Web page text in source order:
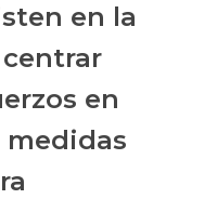
en la
en
medidas